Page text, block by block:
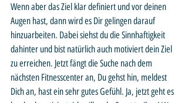
Wenn aber das Ziel klar definiert und vor deinen
Augen hast, dann wird es Dir gelingen darauf
hinzuarbeiten. Dabei siehst du die Sinnhaftigkeit
dahinter und bist natürlich auch motiviert dein Ziel
zu erreichen. Jetzt fängt die Suche nach dem
nächsten Fitnesscenter an, Du gehst hin, meldest
Dich an, hast ein sehr gutes Gefühl. Ja, jetzt geht es